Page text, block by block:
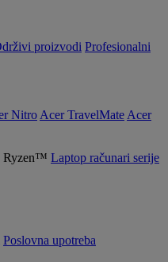
proizvodi Profesionalni
Nitro Acer TravelMate Acer
Laptop računari serije
Poslovna upotreba